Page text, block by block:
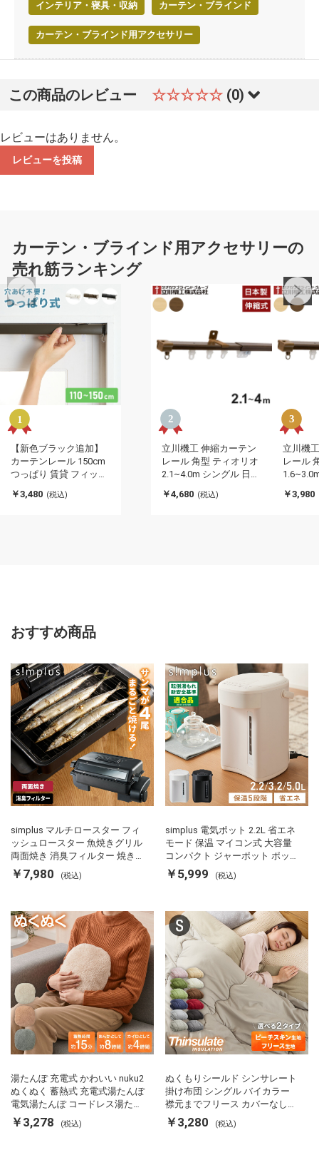
インテリア・寝具・収納 カーテン・ブラインド
カーテン・ブラインド用アクセサリー
この商品のレビュー ☆☆☆☆☆ (0)
レビューはありません。
レビューを投稿
カーテン・ブラインド用アクセサリーの
売れ筋ランキング
【新色ブラック追加】
カーテンレール 150cm
つっぱり 賃貸 フィット
け不要 取付簡単 間仕切
￥3,480 (税込)
立川機工 伸縮カーテン
レール 角型 ティオリオ
2.1~4.0m シングル 日本
ル タチカワブラインド
￥4,680 (税込)
立川機
レール
ル タチ
￥3,980
おすすめ商品
simplus マルチロースター フィ
ッシュロースター 魚焼きグリル
両面焼き 消臭フィルター 焼き魚
両面ヒーター タイマー付き SP-
FRS01 マットブラック シンプラ
￥7,980 (税込)
simplus 電気ポット 2.2L 省エネ
モード 保温 マイコン式 大容量
コンパクト ジャーポット ポット
カルキ抜き 空焚き防止 温度調節
軽量 SP-PD22 シンプラス
￥5,999 (税込)
湯たんぽ 充電式 かわいい nuku2
ぬくぬく 蓄熱式 充電式湯たんぽ
電気湯たんぽ コードレス湯たん
ぽ エコ 節電 節約 省エネ 充電式
エコ電気あんか EWT-2143 スリ
￥3,278 (税込)
ぬくもりシールド シンサレート
掛け布団 シングル バイカラー
襟元までフリース カバーなしで
使える 軽い 丸洗い 断熱 保温 抗
菌防臭 洗える 防ダニ 軽量 ホコ
￥3,280 (税込)